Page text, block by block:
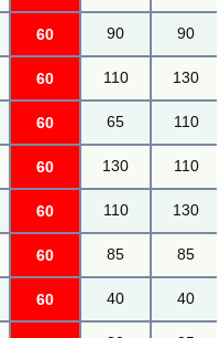
60 90 90
60 110 130
60 65 110
60 130 110
60 110 130
60 85 85
60 40 40